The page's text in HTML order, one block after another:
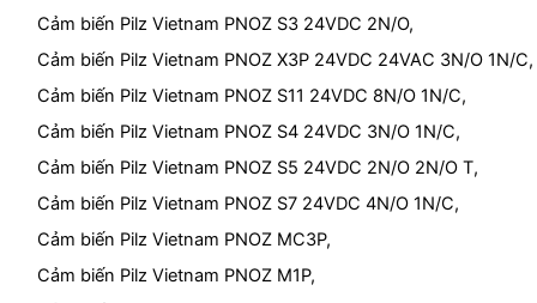
Cảm biến Pilz Vietnam PNOZ S3 24VDC 2N/O,
Cảm biến Pilz Vietnam PNOZ X3P 24VDC 24VAC 3N/O 1N/C,
Cảm biến Pilz Vietnam PNOZ S11 24VDC 8N/O 1N/C,
Cảm biến Pilz Vietnam PNOZ S4 24VDC 3N/O 1N/C,
Cảm biến Pilz Vietnam PNOZ S5 24VDC 2N/O 2N/O T,
Cảm biến Pilz Vietnam PNOZ S7 24VDC 4N/O 1N/C,
Cảm biến Pilz Vietnam PNOZ MC3P,
Cảm biến Pilz Vietnam PNOZ M1P,